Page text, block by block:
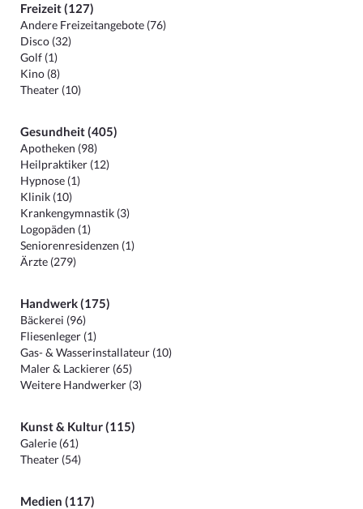
Freizeit (127)
Andere Freizeitangebote (76)
Disco (32)
Golf (1)
Kino (8)
Theater (10)
Gesundheit (405)
Apotheken (98)
Heilpraktiker (12)
Hypnose (1)
Klinik (10)
Krankengymnastik (3)
Logopäden (1)
Seniorenresidenzen (1)
Ärzte (279)
Handwerk (175)
Bäckerei (96)
Fliesenleger (1)
Gas- & Wasserinstallateur (10)
Maler & Lackierer (65)
Weitere Handwerker (3)
Kunst & Kultur (115)
Galerie (61)
Theater (54)
Medien (117)